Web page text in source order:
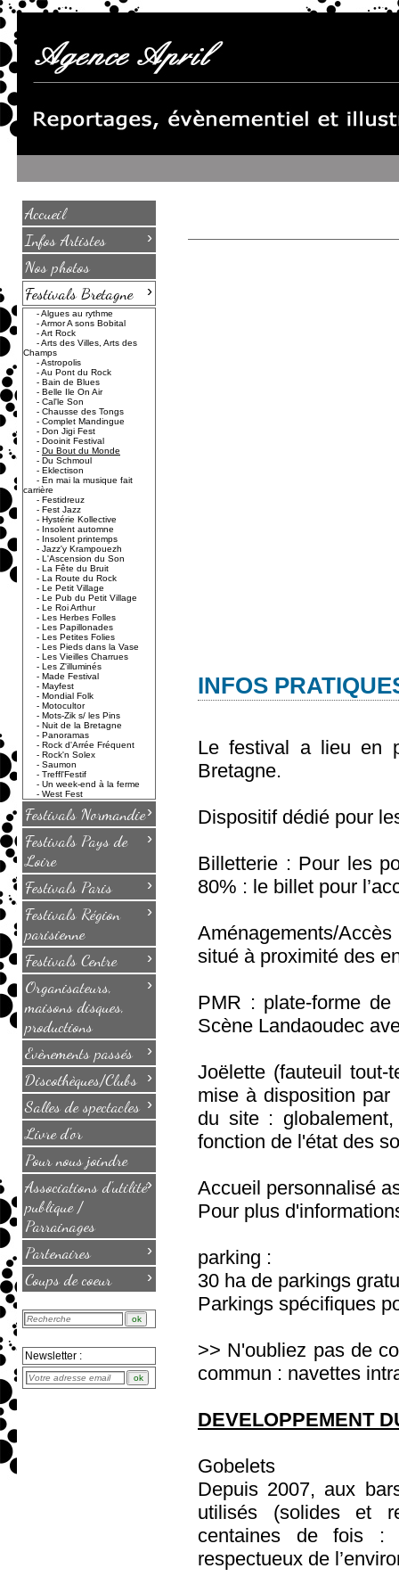
Accueil
Infos Artistes
›
Nos photos
Festivals Bretagne
›
-Algues au rythme
-Armor A sons Bobital
-Art Rock
-Arts des Villes, Arts des
Champs
-Astropolis
-Au Pont du Rock
- Bain de Blues
- Belle Ile On Air
- Cal'le Son
- Chausse des Tongs
- Complet Mandingue
- Don Jigi Fest
- Dooinit Festival
- Du Bout du Monde
- Du Schmoul
- Eklectison
- En mai la musique fait
carrière
- Festidreuz
- Fest Jazz
- Hystérie Kollective
- Insolent automne
- Insolent printemps
- Jazz'y Krampouezh
- L'Ascension du Son
- La Fête du Bruit
- La Route du Rock
- Le Petit Village
- Le Pub du Petit Village
- Le Roi Arthur
- Les Herbes Folles
- Les Papillonades
- Les Petites Folies
- Les Pieds dans la Vase
- Les Vieilles Charrues
- Les Z'illuminés
- Made Festival
- Mayfest
- Mondial Folk
- Motocultor
- Mots-Zik s/ les Pins
- Nuit de la Bretagne
- Panoramas
- Rock d'Arrée Fréquent
- Rock'n Solex
- Saumon
- Treffl'Festif
- Un week-end à la ferme
- West Fest
Festivals Normandie›
Festivals Pays de
Loire
›
Festivals Paris ›
Festivals Région
parisienne
›
Festivals Centre ›
Organisateurs,
maisons disques,
productions
›
Evènements passés ›
Discothèques/Clubs ›
Salles de spectacles ›
Livre d'or
Pour nous joindre
Associations d'utilité
publique /
Parrainages
›
Partenaires ›
Coups de coeur ›
Newsletter :
INFOS
Le festival a lieu en
Bretagne.
Dispositif dédié pour
Billetterie : Pour les
80% : le billet pour
Aménagements/
situé à proximité des
PMR : plate-forme
Scène Landaoudec
Joëlette (fauteuil tout-
mise à disposition par
du site :
fonction de l'état des
Accueil personnalisé
Pour plus
parking :
30 ha de parkings
Parkings spécifiques
>> N'oubliez pas de
commun : navettes
DEVELOPPEMENT
Gobelets
Depuis 2007, aux
utilisés (solides et
centaines de fois :
respectueux de